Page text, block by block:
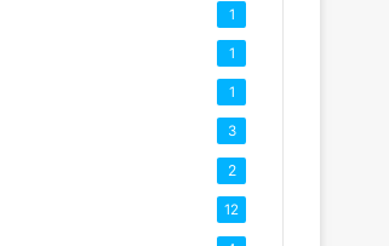
1
1
1
3
2
12